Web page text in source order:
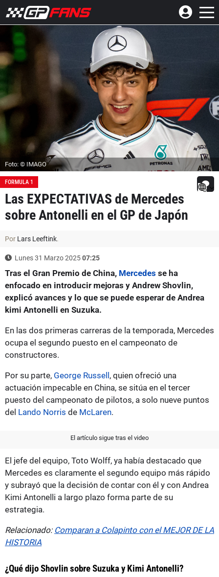
Foto: © IMAGO
FORMULA 1
Las EXPECTATIVAS de Mercedes
sobre Antonelli en el GP de Japón
Por Lars Leeftink.
Lunes 31 Marzo 202507:25
Tras el Gran Premio de China, Mercedes se ha
enfocado en introducir mejoras y Andrew Shovlin,
explicó avances y lo que se puede esperar de Andrea
kimi Antonelli en Suzuka.
En las dos primeras carreras de la temporada, Mercedes
ocupa el segundo puesto en el campeonato de
constructores.
Por su parte, George Russell, quien ofreció una
actuación impecable en China, se sitúa en el tercer
puesto del campeonato de pilotos, a solo nueve puntos
del Lando Norris de McLaren.
El artículo sigue tras el video
El jefe del equipo, Toto Wolff, ya había destacado que
Mercedes es claramente el segundo equipo más rápido
y subrayó que la decisión de contar con él y con Andrea
Kimi Antonelli a largo plazo forma parte de su
estrategia.
Relacionado: Comparan a Colapinto con el MEJOR DE LA
HISTORIA
¿Qué dijo Shovlin sobre Suzuka y Kimi Antonelli?